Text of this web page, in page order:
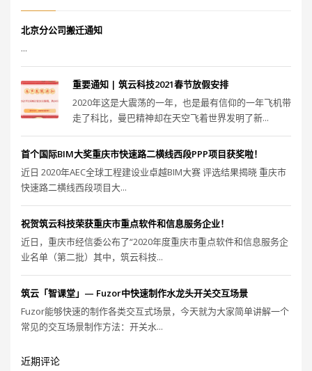
北京分公司搬迁通知
...
重要通知 | 筑云科技2021春节放假安排
2020年这是大震荡的一年，也是最有信仰的一年飞机带
走了科比，曼巴精神却在天空飞着世界发明了新...
首个国际BIM大奖重庆市快速路二横线西段PPP项目获奖啦！
近日 2020年AEC全球工程建设业卓越BIM大赛 评选结果揭晓 重庆市
快速路二横线西段项目大...
祝贺筑云科技荣获重庆市重点软件和信息服务企业！
近日，重庆市经信委公布了“2020年度重庆市重点软件和信息服务企
业名单（第二批）其中，筑云科技...
筑云「智课堂」— Fuzor中快速制作水龙头开关交互场景
Fuzor能够快速的制作各类交互式场景，今天就为大家简单讲解一个
常见的交互场景制作方法：开关水...
近期评论